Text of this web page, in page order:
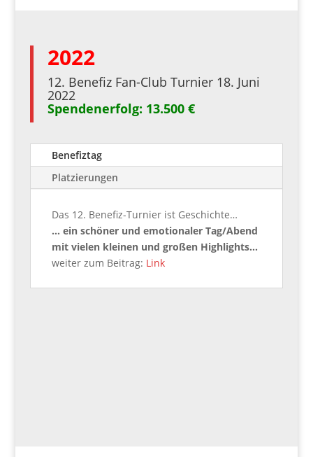
2022
12. Benefiz Fan-Club Turnier 18. Juni
2022
Spendenerfolg: 13.500 €
Benefiztag
Platzierungen
Das 12. Benefiz-Turnier ist Geschichte…
… ein schöner und emotionaler Tag/Abend
mit vielen kleinen und großen Highlights…
weiter zum Beitrag: Link